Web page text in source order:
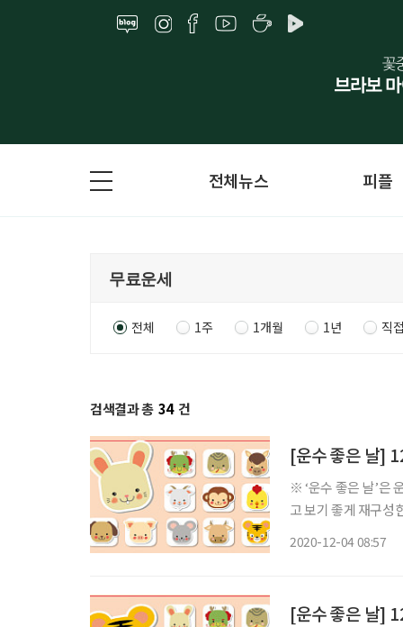
전체뉴스 피플
전체 1주 1개월 1년 직
검색결과 총 34 건
[운수 좋은 날]
※ ‘운수 좋은 날’은
고 보기 좋게 재구성한 콘텐츠입니다. ◈ 쥐띠 총운
2020-12-04 08:57
[운수 좋은 날]